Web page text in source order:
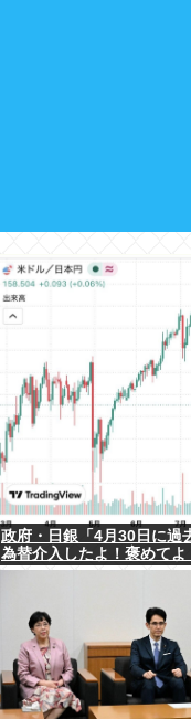
政府・日銀「4月30日に過
為替介入したよ！褒めてよ